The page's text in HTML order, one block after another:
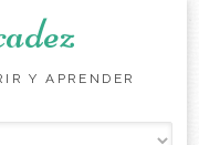
Y APRENDER